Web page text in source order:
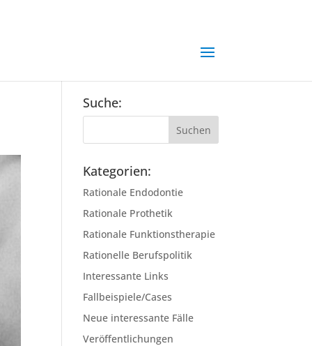
Suche:
Kategorien:
Rationale Endodontie
Rationale Prothetik
Rationale Funktionstherapie
Rationelle Berufspolitik
Interessante Links
Fallbeispiele/Cases
Neue interessante Fälle
Veröffentlichungen